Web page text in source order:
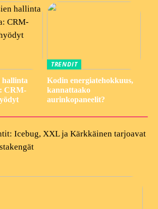
hallinta
CRM-
TRENDIT
Kodin energiatehokkuus,
kannattaako
aurinkopaneelit?
Icebug, XXL ja Kärkkäinen tarjoavat